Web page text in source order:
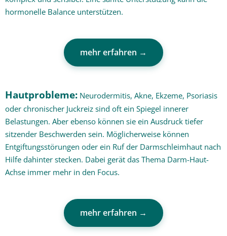
hormonelle Balance unterstützen.
mehr erfahren →
Hautprobleme: Neurodermitis, Akne, Ekzeme, Psoriasis
oder chronischer Juckreiz sind oft ein Spiegel innerer
Belastungen. Aber ebenso können sie ein Ausdruck tiefer
sitzender Beschwerden sein. Möglicherweise können
Entgiftungsstörungen oder ein Ruf der Darmschleimhaut nach
Hilfe dahinter stecken. Dabei gerät das Thema Darm-Haut-
Achse immer mehr in den Focus.
mehr erfahren →